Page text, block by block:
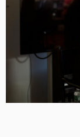
Denmark
Finland
France